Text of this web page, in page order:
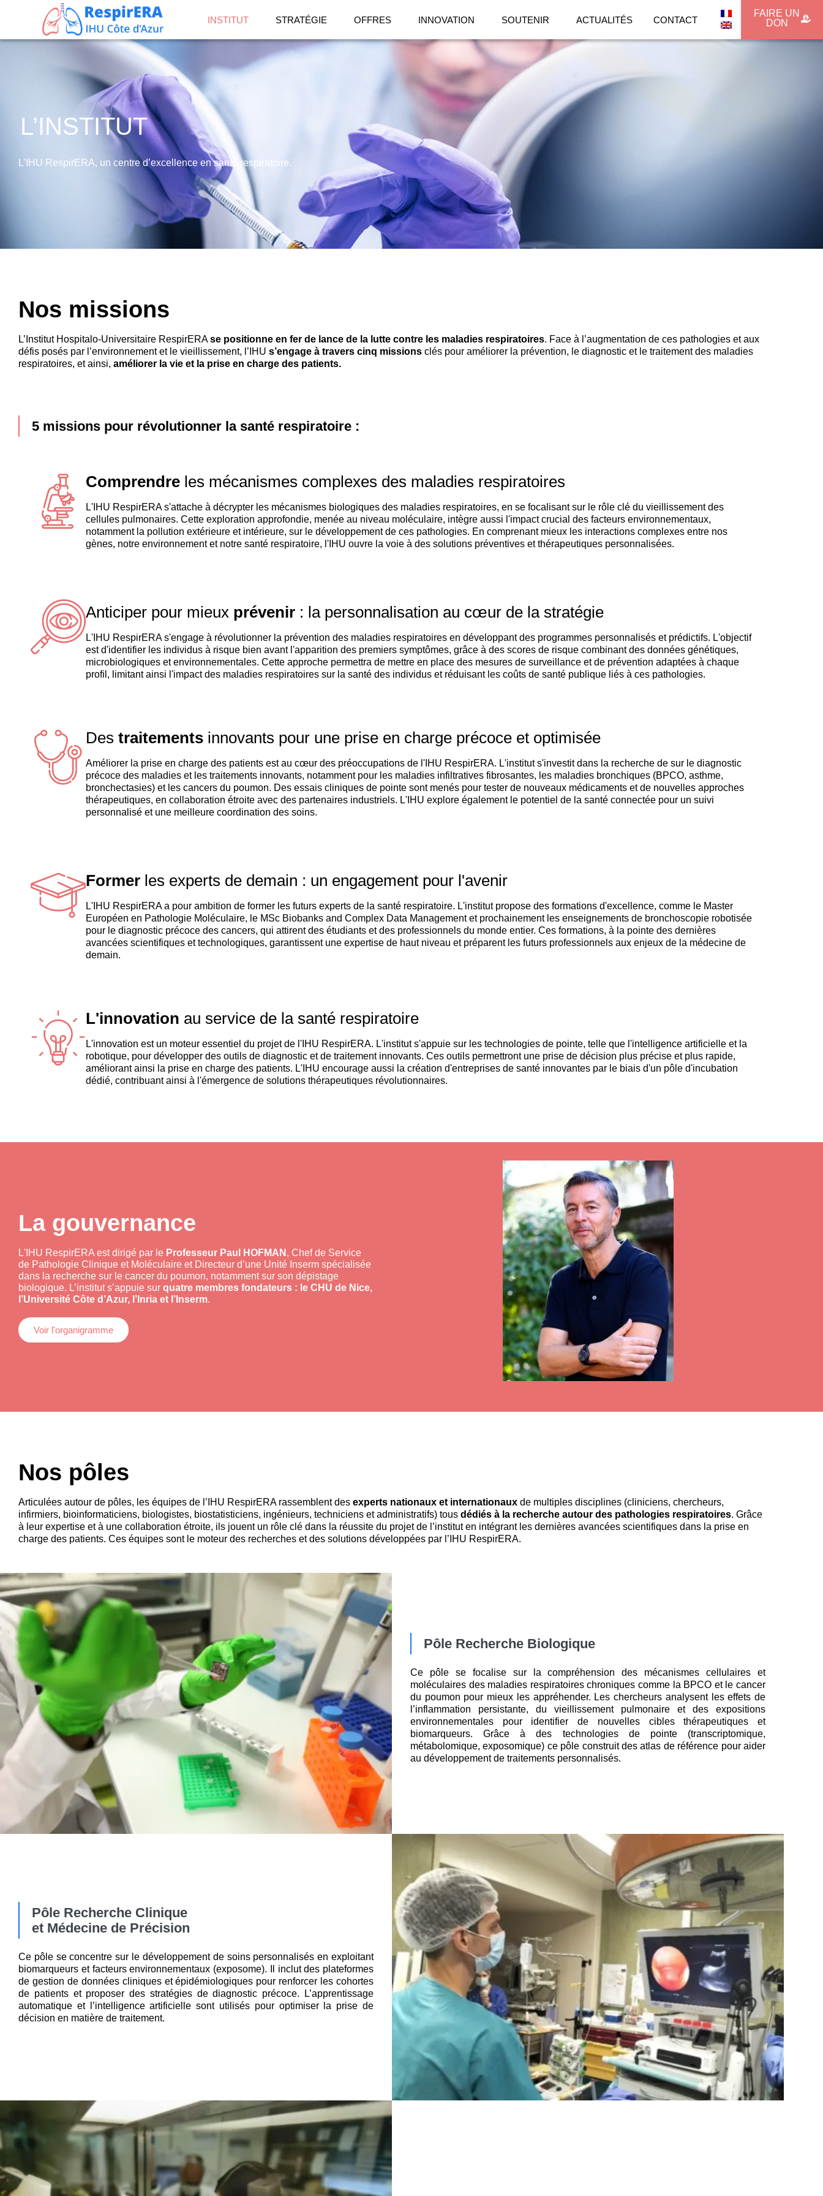
INSTITUT STRATÉGIE OFFRES INNOVATION SOUTENIR ACTUALITÉS CONTACT
FAIRE UN
DON
L’INSTITUT
L’IHU RespirERA, un centre d’excellence en santé respiratoire.
Nos missions
L’Institut Hospitalo-Universitaire RespirERAse positionne en fer de lance de la lutte contre les maladies respiratoires. Face à l’augmentation de ces pathologies et aux
défis posés par l’environnement et le vieillissement, l’IHU s’engage à travers cinq missions clés pour améliorer la prévention, le diagnostic et le traitement des maladies
respiratoires, et ainsi, améliorer la vie et la prise en charge des patients.
5 missions pour révolutionner la santé respiratoire :
Comprendre les mécanismes complexes des maladies respiratoires
L'IHU RespirERA s'attache à décrypter les mécanismes biologiques des maladies respiratoires, en se focalisant sur le rôle clé du vieillissement des
cellules pulmonaires. Cette exploration approfondie, menée au niveau moléculaire, intègre aussi l'impact crucial des facteurs environnementaux,
notamment la pollution extérieure et intérieure, sur le développement de ces pathologies. En comprenant mieux les interactions complexes entre nos
gènes, notre environnement et notre santé respiratoire, l'IHU ouvre la voie à des solutions préventives et thérapeutiques personnalisées.
Anticiper pour mieux prévenir : la personnalisation au cœur de la stratégie
L'IHU RespirERA s'engage à révolutionner la prévention des maladies respiratoires en développant des programmes personnalisés et prédictifs. L'objectif
est d'identifier les individus à risque bien avant l'apparition des premiers symptômes, grâce à des scores de risque combinant des données génétiques,
microbiologiques et environnementales. Cette approche permettra de mettre en place des mesures de surveillance et de prévention adaptées à chaque
profil, limitant ainsi l'impact des maladies respiratoires sur la santé des individus et réduisant les coûts de santé publique liés à ces pathologies.
Des traitements innovants pour une prise en charge précoce et optimisée
Améliorer la prise en charge des patients est au cœur des préoccupations de l'IHU RespirERA. L'institut s'investit dans la recherche de sur le diagnostic
précoce des maladies et les traitements innovants, notamment pour les maladies infiltratives fibrosantes, les maladies bronchiques (BPCO, asthme,
bronchectasies) et les cancers du poumon. Des essais cliniques de pointe sont menés pour tester de nouveaux médicaments et de nouvelles approches
thérapeutiques, en collaboration étroite avec des partenaires industriels. L'IHU explore également le potentiel de la santé connectée pour un suivi
personnalisé et une meilleure coordination des soins.
Former les experts de demain : un engagement pour l'avenir
L'IHU RespirERA a pour ambition de former les futurs experts de la santé respiratoire. L'institut propose des formations d'excellence, comme le Master
Européen en Pathologie Moléculaire, le MSc Biobanks and Complex Data Management et prochainement les enseignements de bronchoscopie robotisée
pour le diagnostic précoce des cancers, qui attirent des étudiants et des professionnels du monde entier. Ces formations, à la pointe des dernières
avancées scientifiques et technologiques, garantissent une expertise de haut niveau et préparent les futurs professionnels aux enjeux de la médecine de
demain.
L'innovation au service de la santé respiratoire
L'innovation est un moteur essentiel du projet de l'IHU RespirERA. L'institut s'appuie sur les technologies de pointe, telle que l'intelligence artificielle et la
robotique, pour développer des outils de diagnostic et de traitement innovants. Ces outils permettront une prise de décision plus précise et plus rapide,
améliorant ainsi la prise en charge des patients. L'IHU encourage aussi la création d'entreprises de santé innovantes par le biais d'un pôle d'incubation
dédié, contribuant ainsi à l'émergence de solutions thérapeutiques révolutionnaires.
La gouvernance
L'IHU RespirERA est dirigé par le Professeur Paul HOFMAN , Chef de Service
de Pathologie Clinique et Moléculaire et Directeur d’une Unité Inserm spécialisée
dans la recherche sur le cancer du poumon, notamment sur son dépistage
biologique. L’institut s’appuie sur quatre membres fondateurs : le CHU de Nice,
l’Université Côte d’Azur, l’Inria et l’Inserm.
Voir l'organigramme
Nos pôles
Articulées autour de pôles, les équipes de l’IHU RespirERA rassemblent des experts nationaux et internationaux de multiples disciplines (cliniciens, chercheurs,
infirmiers, bioinformaticiens, biologistes, biostatisticiens, ingénieurs, techniciens et administratifs) tous dédiés à la recherche autour des pathologies respiratoires. Grâce
à leur expertise et à une collaboration étroite, ils jouent un rôle clé dans la réussite du projet de l’institut en intégrant les dernières avancées scientifiques dans la prise en
charge des patients. Ces équipes sont le moteur des recherches et des solutions développées par l’IHU RespirERA.
Pôle Recherche Biologique
Ce pôle se focalise sur la compréhension des mécanismes cellulaires et
moléculaires des maladies respiratoires chroniques comme la BPCO et le cancer
du poumon pour mieux les appréhender. Les chercheurs analysent les effets de
l’inflammation persistante, du vieillissement pulmonaire et des expositions
environnementales pour identifier de nouvelles cibles thérapeutiques et
biomarqueurs. Grâce à des technologies de pointe (transcriptomique,
métabolomique, exposomique) ce pôle construit des atlas de référence pour aider
au développement de traitements personnalisés.
Pôle Recherche Clinique
et Médecine de Précision
Ce pôle se concentre sur le développement de soins personnalisés en exploitant
biomarqueurs et facteurs environnementaux (exposome). Il inclut des plateformes
de gestion de données cliniques et épidémiologiques pour renforcer les cohortes
de patients et proposer des stratégies de diagnostic précoce. L’apprentissage
automatique et l’intelligence artificielle sont utilisés pour optimiser la prise de
décision en matière de traitement.